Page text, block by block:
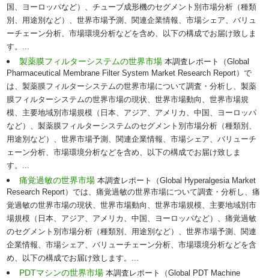
国、ヨーロッパなど）、チューブ成形機のセグメント別市場分析（種類
別、用途別など）、世界市場予測、関連企業情報、市場シェア、バリュ
ーチェーン分析、市場環境分析などを含め、以下の構成でお届け致しま
す。...
製薬膜フィルターシステムの世界市場本調査レポート（Global
Pharmaceutical Membrane Filter System Market Research Report）で
は、製薬膜フィルターシステムの世界市場について調査・分析し、製薬
膜フィルターシステムの世界市場の現状、世界市場動向、世界市場規
模、主要地域別市場規模（日本、アジア、アメリカ、中国、ヨーロッパ
など）、製薬膜フィルターシステムのセグメント別市場分析（種類別、
用途別など）、世界市場予測、関連企業情報、市場シェア、バリューチ
ェーン分析、市場環境分析などを含め、以下の構成でお届け致しま
す。...
痛覚過敏の世界市場本調査レポート（Global Hyperalgesia Market
Research Report）では、痛覚過敏の世界市場について調査・分析し、痛
覚過敏の世界市場の現状、世界市場動向、世界市場規模、主要地域別市
場規模（日本、アジア、アメリカ、中国、ヨーロッパなど）、痛覚過敏
のセグメント別市場分析（種類別、用途別など）、世界市場予測、関連
企業情報、市場シェア、バリューチェーン分析、市場環境分析などを含
め、以下の構成でお届け致します。...
PDTマシンの世界市場本調査レポート（Global PDT Machine